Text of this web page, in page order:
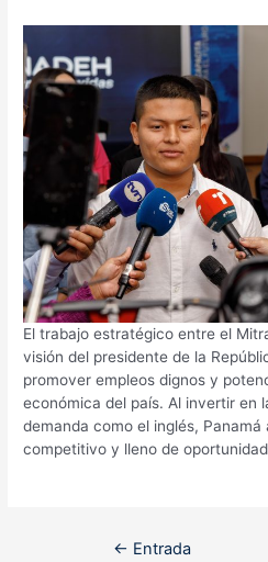
El trabajo estratégico entre el
visión del presidente de la
promover empleos dignos y
económica del país. Al invertir en
demanda como el inglés,
competitivo y lleno de
Navegación
← Entrada